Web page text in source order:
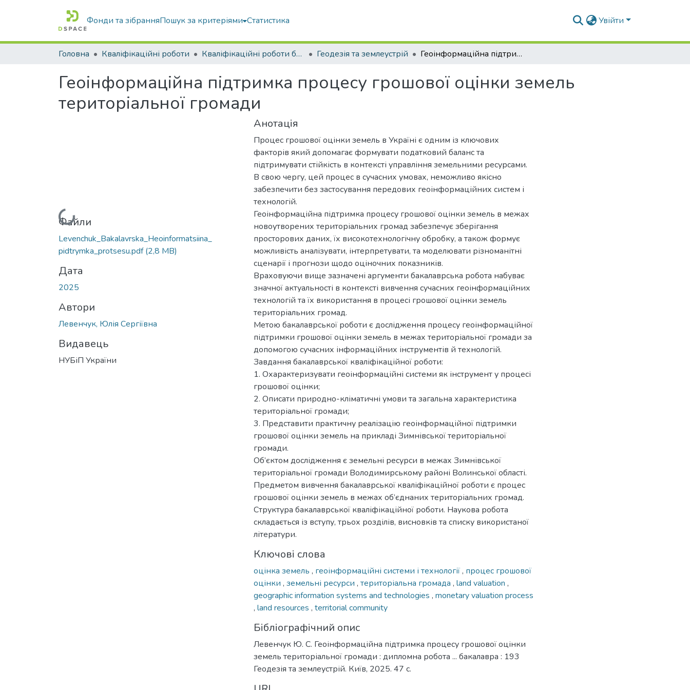
Фонди та зібранняПошук за критеріями Статистика Увійти
Головна Кваліфікаційні роботи Кваліфікаційні роботи бакалаврів Геодезія та землеустрій Геоінформаційна підтримка процесу грошової оцінки земель територіальної громади
Геоінформаційна підтримка процесу грошової оцінки земель
територіальної громади
Вантажиться...
Файли
Levenchuk_Bakalavrska_Heoinformatsiina_
pidtrymka_protsesu.pdf(2,8 MB)
Дата
2025
Автори
Левенчук, Юлія Сергіївна
Видавець
НУБіП України
Анотація
Процес грошової оцінки земель в Україні є одним із ключових
факторів який допомагає формувати податковий баланс та
підтримувати стійкість в контексті управління земельними ресурсами.
В свою чергу, цей процес в сучасних умовах, неможливо якісно
забезпечити без застосування передових геоінформаційних систем і
технологій.
Геоінформаційна підтримка процесу грошової оцінки земель в межах
новоутворених територіальних громад забезпечує зберігання
просторових даних, їх високотехнологічну обробку, а також формує
можливість аналізувати, інтерпретувати, та моделювати різноманітні
сценарії і прогнози щодо оціночних показників.
Враховуючи вище зазначені аргументи бакалаврська робота набуває
значної актуальності в контексті вивчення сучасних геоінформаційних
технологій та їх використання в процесі грошової оцінки земель
територіальних громад.
Метою бакалаврської роботи є дослідження процесу геоінформаційної
підтримки грошової оцінки земель в межах територіальної громади за
допомогою сучасних інформаційних інструментів й технологій.
Завдання бакалаврської кваліфікаційної роботи:
1. Охарактеризувати геоінформаційні системи як інструмент у процесі
грошової оцінки;
2. Описати природно-кліматичні умови та загальна характеристика
територіальної громади;
3. Представити практичну реалізацію геоінформаційної підтримки
грошової оцінки земель на прикладі Зимнівської територіальної
громади.
Об’єктом дослідження є земельні ресурси в межах Зимнівської
територіальної громади Володимирському районі Волинської області.
Предметом вивчення бакалаврської кваліфікаційної роботи є процес
грошової оцінки земель в межах об’єднаних територіальних громад.
Структура бакалаврської кваліфікаційної роботи. Наукова робота
складається із вступу, трьох розділів, висновків та списку використаної
літератури.
Ключові слова
оцінка земель , геоінформаційні системи і технології, процес грошової
оцінки , земельні ресурси , територіальна громада , land valuation ,
geographic information systems and technologies , monetary valuation process
, land resources , territorial community
Бібліографічний опис
Левенчук Ю. С. Геоінформаційна підтримка процесу грошової оцінки
земель територіальної громади : дипломна робота ... бакалавра : 193
Геодезія та землеустрій. Київ, 2025. 47 с.